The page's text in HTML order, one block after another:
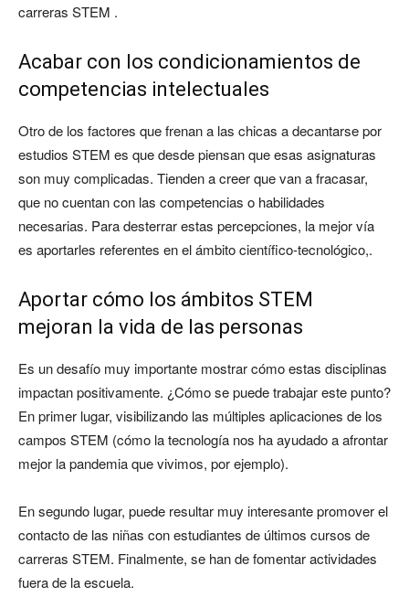
carreras STEM .
Acabar con los condicionamientos de
competencias intelectuales
Otro de los factores que frenan a las chicas a decantarse por
estudios STEM es que desde piensan que esas asignaturas
son muy complicadas. Tienden a creer que van a fracasar,
que no cuentan con las competencias o habilidades
necesarias. Para desterrar estas percepciones, la mejor vía
es aportarles referentes en el ámbito científico-tecnológico,.
Aportar cómo los ámbitos STEM
mejoran la vida de las personas
Es un desafío muy importante mostrar cómo estas disciplinas
impactan positivamente. ¿Cómo se puede trabajar este punto?
En primer lugar, visibilizando las múltiples aplicaciones de los
campos STEM (cómo la tecnología nos ha ayudado a afrontar
mejor la pandemia que vivimos, por ejemplo).
En segundo lugar, puede resultar muy interesante promover el
contacto de las niñas con estudiantes de últimos cursos de
carreras STEM. Finalmente, se han de fomentar actividades
fuera de la escuela.